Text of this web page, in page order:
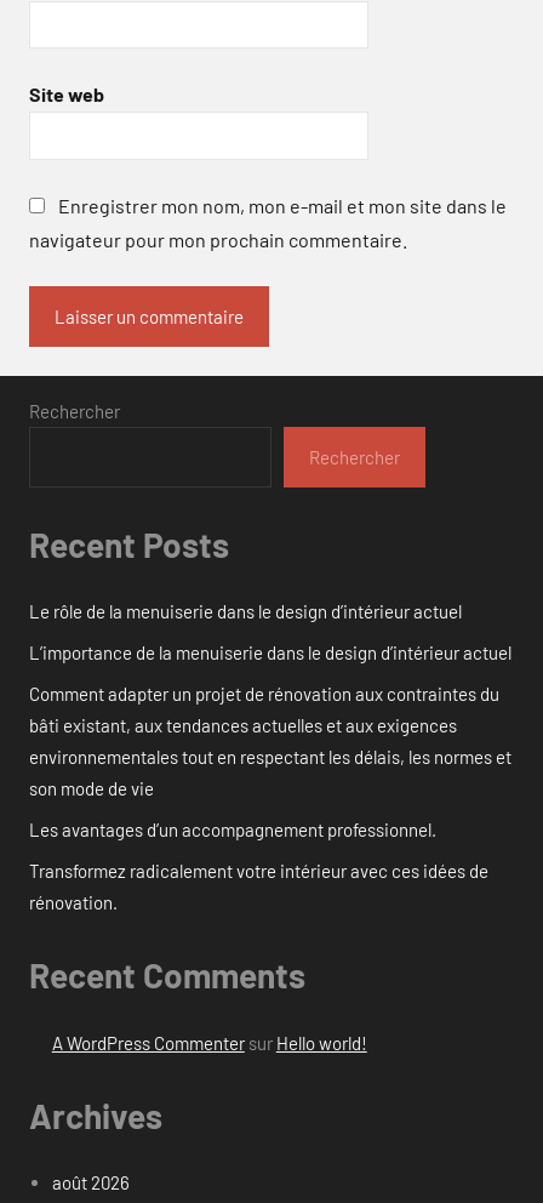
Site web
Enregistrer mon nom, mon e-mail et mon site dans le
navigateur pour mon prochain commentaire.
Rechercher
Rechercher
Recent Posts
Le rôle de la menuiserie dans le design d’intérieur actuel
L’importance de la menuiserie dans le design d’intérieur actuel
Comment adapter un projet de rénovation aux contraintes du
bâti existant, aux tendances actuelles et aux exigences
environnementales tout en respectant les délais, les normes et
son mode de vie
Les avantages d’un accompagnement professionnel.
Transformez radicalement votre intérieur avec ces idées de
rénovation.
Recent Comments
A WordPress Commentersur Hello world!
Archives
août 2026